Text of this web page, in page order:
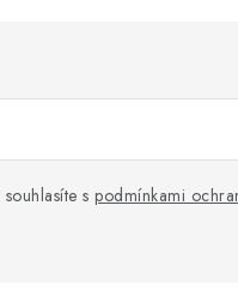
s podmínkami